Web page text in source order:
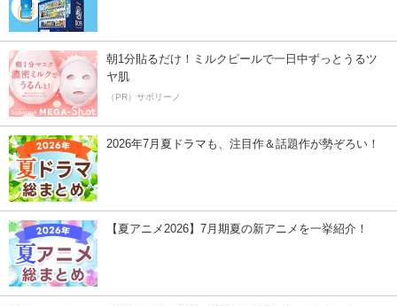
朝1分貼るだけ！ミルクピールで一日中ずっとうるツ
ヤ肌
（PR）サボリーノ
2026年7月夏ドラマも、注目作＆話題作が勢ぞろい！
【夏アニメ2026】7月期夏の新アニメを一挙紹介！